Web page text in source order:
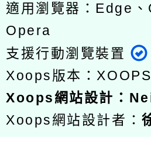
適用瀏覽器：Edge
Opera
支援行動瀏覽裝置
Xoops版本：
Xoops網站設計 ：
Xoops網站設計者：